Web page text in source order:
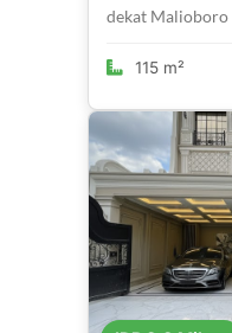
dekat Malioboro
115 m²